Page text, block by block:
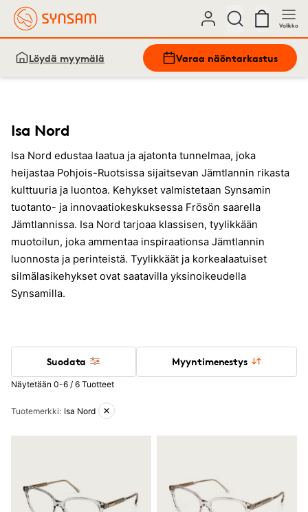
Valikko
Löydä myymälä Varaa näöntarkastus
Isa Nord
Isa Nord edustaa laatua ja ajatonta tunnelmaa, joka
heijastaa Pohjois-Ruotsissa sijaitsevan Jämtlannin rikasta
kulttuuria ja luontoa. Kehykset valmistetaan Synsamin
tuotanto- ja innovaatiokeskuksessa Frösön saarella
Jämtlannissa. Isa Nord tarjoaa klassisen, tyylikkään
muotoilun, joka ammentaa inspiraationsa Jämtlannin
luonnosta ja perinteistä. Tyylikkäät ja korkealaatuiset
silmälasikehykset ovat saatavilla yksinoikeudella
Synsamilla.
Suodata Myyntimenestys
Näytetään 0-6 / 6 Tuotteet
Aktiiviset suodattimet
Tuotemerkki: Isa Nord